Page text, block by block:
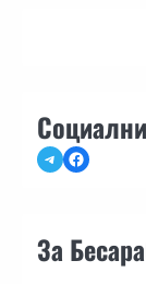
TelegramFacebook
За